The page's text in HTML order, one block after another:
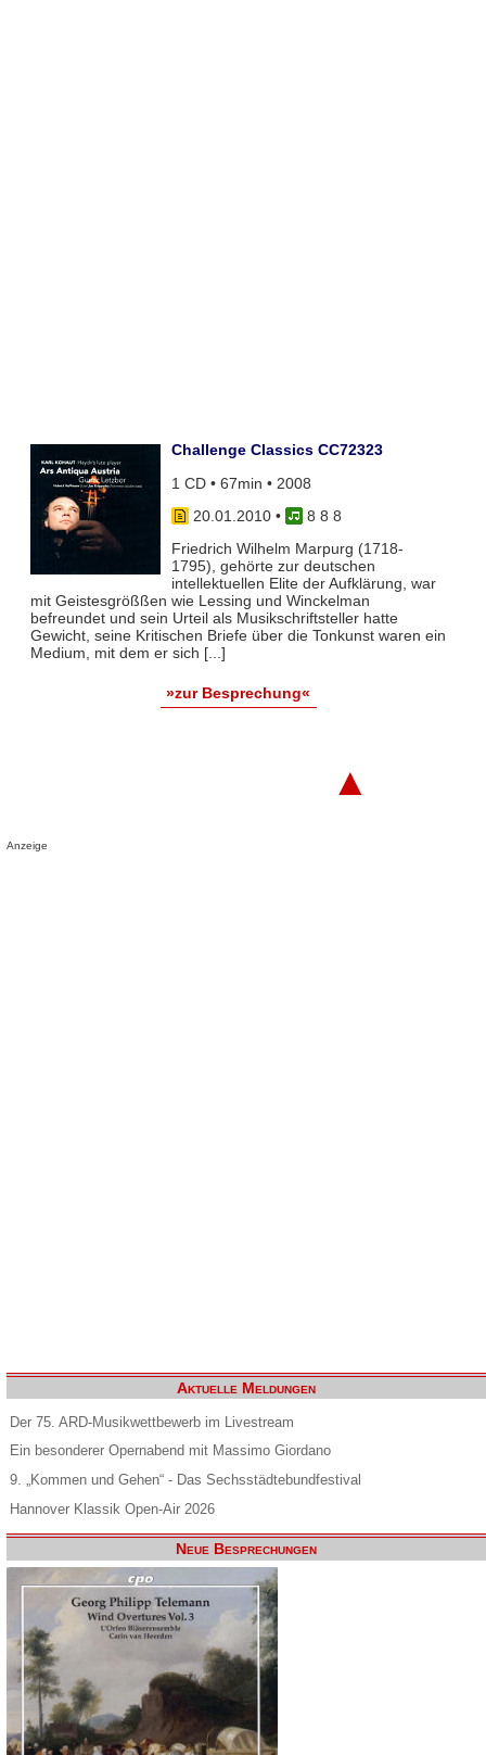
Challenge Classics CC72323
1 CD • 67min • 2008
20.01.2010•
8 8 8
Friedrich Wilhelm Marpurg (1718-
1795), gehörte zur deutschen
intellektuellen Elite der Aufklärung, war
mit Geistesgrößßen wie Lessing und Winckelman
befreundet und sein Urteil als Musikschriftsteller hatte
Gewicht, seine Kritischen Briefe über die Tonkunst waren ein
Medium, mit dem er sich [...]
»zur Besprechung«
▲
Anzeige
Aktuelle Meldungen
Der 75. ARD-Musikwettbewerb im Livestream
Ein besonderer Opernabend mit Massimo Giordano
9. „Kommen und Gehen“ - Das Sechsstädtebundfestival
Hannover Klassik Open-Air 2026
Neue Besprechungen